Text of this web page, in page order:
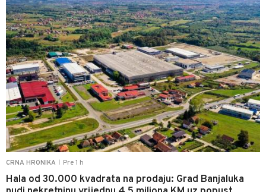
CRNA HRONIKA Pre 1 h
Hala od 30.000 kvadrata na prodaju: Grad Banjaluka